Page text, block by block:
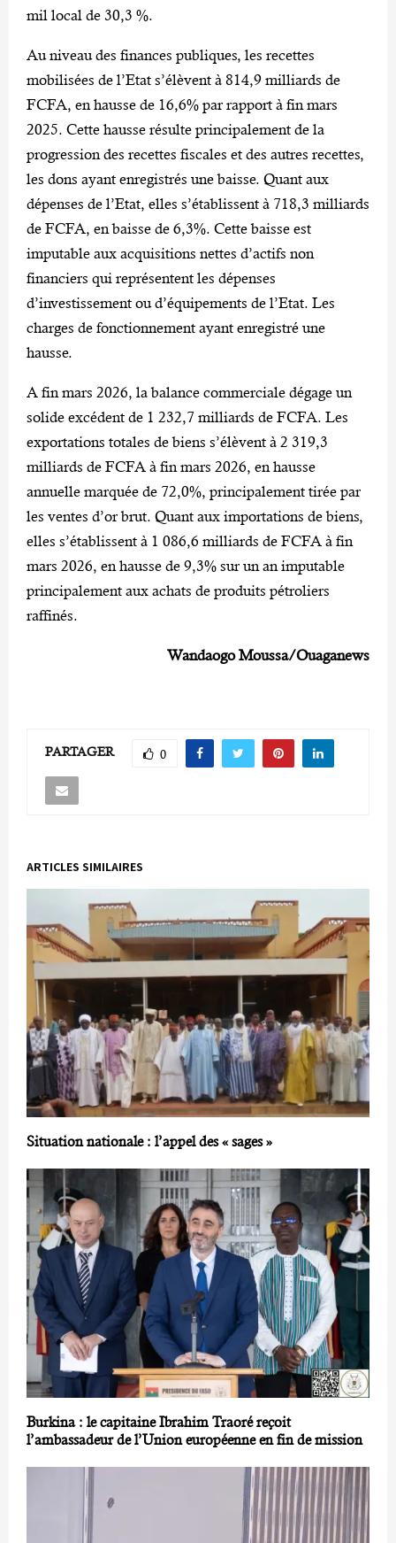
mil local de 30,3 %.
Au niveau des finances publiques, les recettes
mobilisées de l’Etat s’élèvent à 814,9 milliards de
FCFA, en hausse de 16,6% par rapport à fin mars
2025. Cette hausse résulte principalement de la
progression des recettes fiscales et des autres recettes,
les dons ayant enregistrés une baisse. Quant aux
dépenses de l’Etat, elles s’établissent à 718,3 milliards
de FCFA, en baisse de 6,3%. Cette baisse est
imputable aux acquisitions nettes d’actifs non
financiers qui représentent les dépenses
d’investissement ou d’équipements de l’Etat. Les
charges de fonctionnement ayant enregistré une
hausse.
A fin mars 2026, la balance commerciale dégage un
solide excédent de 1 232,7 milliards de FCFA. Les
exportations totales de biens s’élèvent à 2 319,3
milliards de FCFA à fin mars 2026, en hausse
annuelle marquée de 72,0%, principalement tirée par
les ventes d’or brut. Quant aux importations de biens,
elles s’établissent à 1 086,6 milliards de FCFA à fin
mars 2026, en hausse de 9,3% sur un an imputable
principalement aux achats de produits pétroliers
raffinés.
Wandaogo Moussa/Ouaganews
PARTAGER 0
ARTICLES SIMILAIRES
Situation nationale : l’appel des « sages »
Burkina : le capitaine Ibrahim Traoré reçoit
l’ambassadeur de l’Union européenne en fin de mission